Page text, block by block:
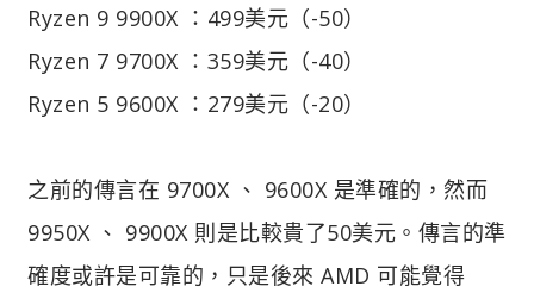
Ryzen 9 9900X ：499美元（-50）
Ryzen 7 9700X ：359美元（-40）
Ryzen 5 9600X ：279美元（-20）
之前的傳言在 9700X 、 9600X 是準確的，然而
9950X 、 9900X 則是比較貴了50美元。傳言的準
確度或許是可靠的，只是後來 AMD 可能覺得